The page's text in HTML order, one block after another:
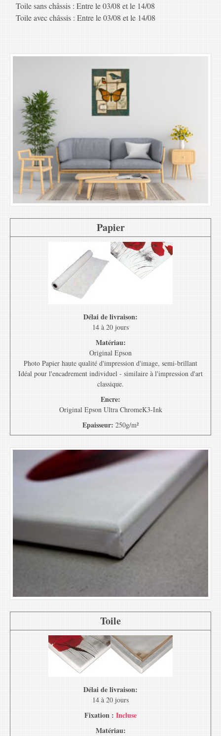
Toile sans châssis : Entre le 03/08 et le 14/08
Toile avec châssis : Entre le 03/08 et le 14/08
Papier
Délai de livraison:
14 à 20 jours
Matériau:
Original Epson
Photo Papier haute qualité d'impression d'image, semi-brillant
Idéal pour l'encadrement individuel - similaire à l'impression d'art
classique.
Encre:
Original Epson Ultra ChromeK3-Ink
Epaisseur: 250g/m²
Toile
Délai de livraison:
14 à 20 jours
Fixation : Incluse
Matériau: